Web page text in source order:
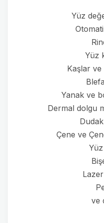
Yüz
Yüz
Kaşlar
Yanak ve
Dermal dolgu
Çene ve
ve